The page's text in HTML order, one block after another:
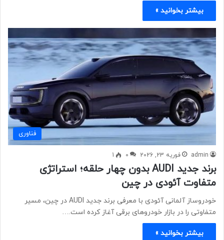
بیشتر بخوانید »
فناوری
admin فوریه 23, 2026 0
1
برند جدید AUDI بدون چهار حلقه؛ استراتژی
متفاوت آئودی در چین
خودروساز آلمانی آئودی با معرفی برند جدید AUDI در چین، مسیر
متفاوتی را در بازار خودروهای برقی آغاز کرده است.…
بیشتر بخوانید »